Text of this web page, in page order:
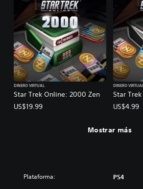
Star Trek Online: 2000 Zen
DINERO VIRTUAL
US$19.99
Star
DINERO
US$4.99
Mostrar más
Plataforma: PS4